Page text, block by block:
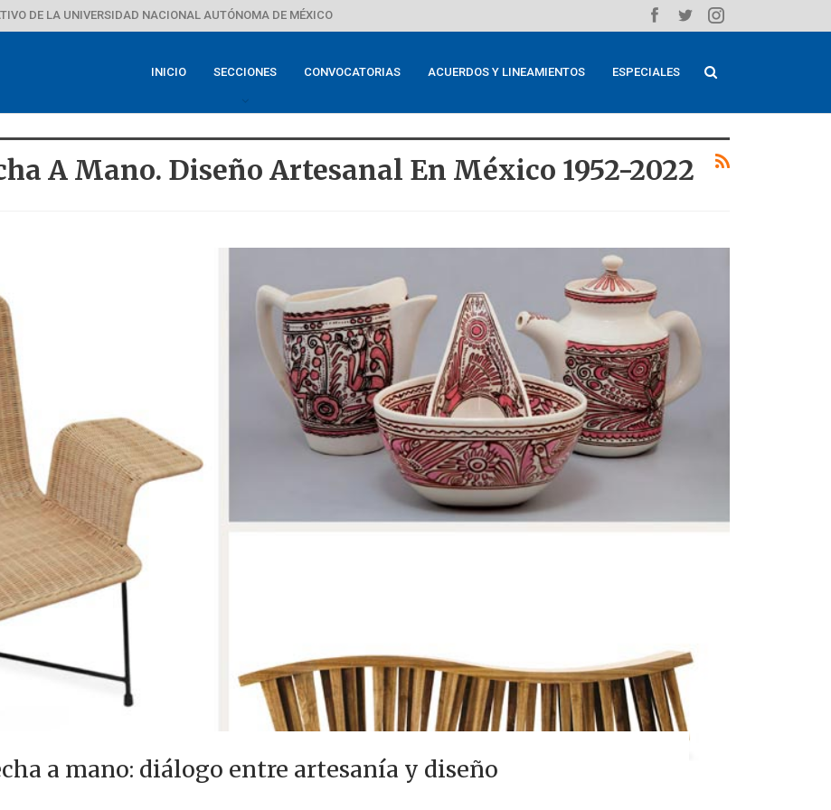
DE LA UNIVERSIDAD NACIONAL AUTÓNOMA DE MÉXICO
INICIO SECCIONES CONVOCATORIAS ACUERDOS Y LINEAMIENTOS ESPECIALES
A Mano. Diseño Artesanal En México 1952-2022
a mano: diálogo entre artesanía y diseño